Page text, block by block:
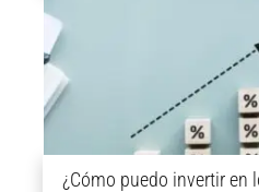
¿Cómo puedo invertir en